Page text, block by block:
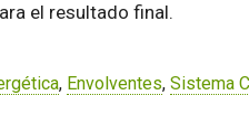
el resultado final.
, Envolventes, Sistema